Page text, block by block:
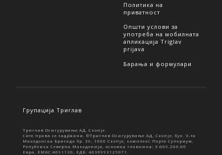
Политика на
приватност
Општи услови за
употреба на мобилната
апликација Triglav
prijava
Барања и формулари
Групација Триглав
Триглав Осигурување АД, Скопје
Сите права се задржани. ©Триглав Осигурување АД, Скопје, бул. 3-та
Македонска Бригада бр. 36, 1000 Скопје, комплекс Порта Супериум,
Република Северна Македонија, основна главнина: 3.009.200,00
Евра, ЕМБС:4691130, ЕДБ: 4030993129071.